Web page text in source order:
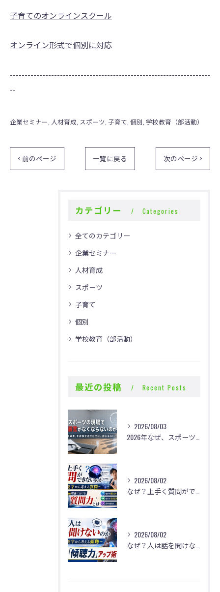
子育てのオンラインスクール
オンライン形式で個別に対応
--------------------------------------------------------------------
--
企業セミナー 人材育成 スポーツ 子育て 個別 学校教育（部活動）
< 前のページ 一覧に戻る 次のページ >
カテゴリー Categories
全てのカテゴリー
企業セミナー
人材育成
スポーツ
子育て
個別
学校教育（部活動）
最近の投稿 Recent Posts
2026/08/03
2026年なぜ、スポーツの現場で体罰・暴言がなくならないのか？
2026/08/02
なぜ？上手く質問ができないのか
2026/08/02
なぜ？人は話を聞けないのか